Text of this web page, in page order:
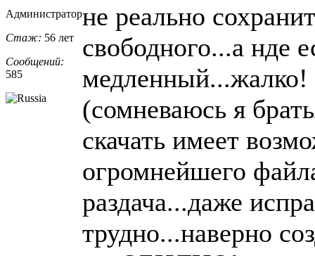
Администратор
Стаж: 56 лет
Сообщений:
585
не реально
свободного...а нде
медленный...жалко!
(сомневаюсь я
скачать имеет
огромнейшего
раздача...даже
трудно...наверно